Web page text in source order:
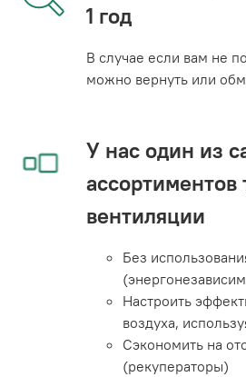
1 год
В случае если вам не
можно вернуть или
У нас один из
ассортиментов
вентиляции
Без
Настроить
воздуха,
Сэкономить на
(рекуператоры)